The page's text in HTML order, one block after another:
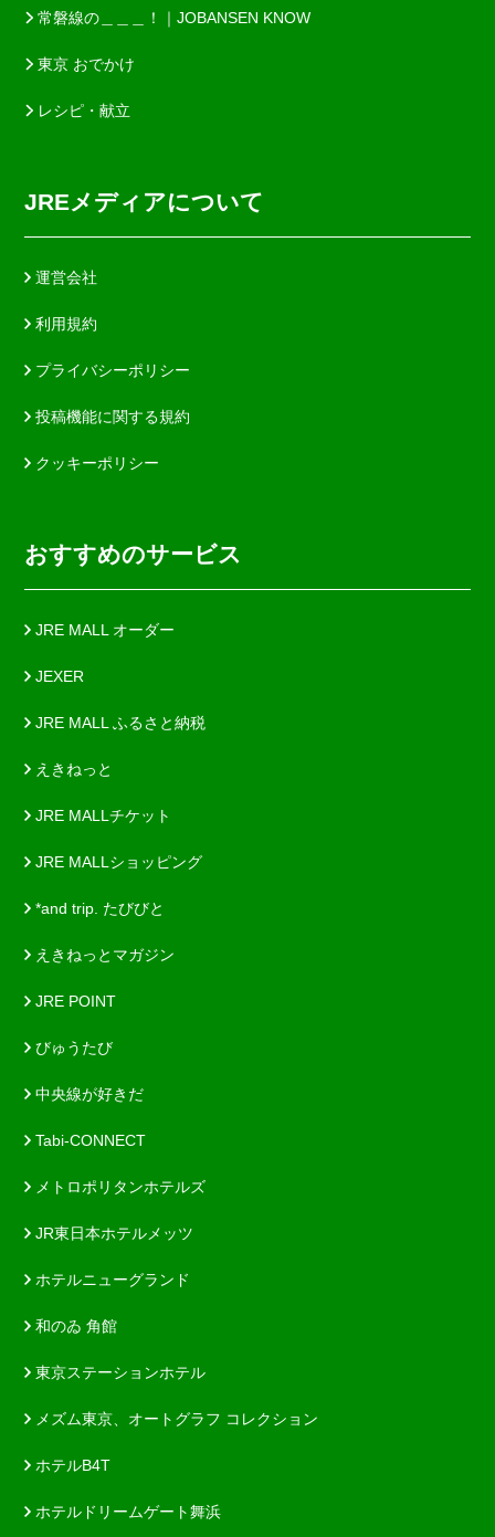
常磐線の＿＿＿！｜JOBANSEN KNOW
東京 おでかけ
レシピ・献立
JREメディアについて
運営会社
利用規約
プライバシーポリシー
投稿機能に関する規約
クッキーポリシー
おすすめのサービス
JRE MALL オーダー
JEXER
JRE MALL ふるさと納税
えきねっと
JRE MALLチケット
JRE MALLショッピング
*and trip. たびびと
えきねっとマガジン
JRE POINT
びゅうたび
中央線が好きだ
Tabi-CONNECT
メトロポリタンホテルズ
JR東日本ホテルメッツ
ホテルニューグランド
和のゐ 角館
東京ステーションホテル
メズム東京、オートグラフ コレクション
ホテルB4T
ホテルドリームゲート舞浜